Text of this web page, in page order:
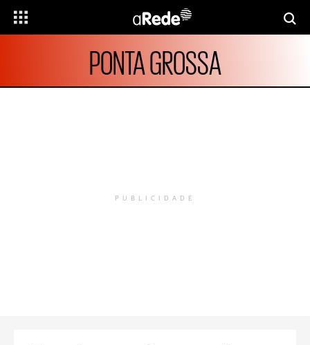
PONTA GROSSA
PUBLICIDADE